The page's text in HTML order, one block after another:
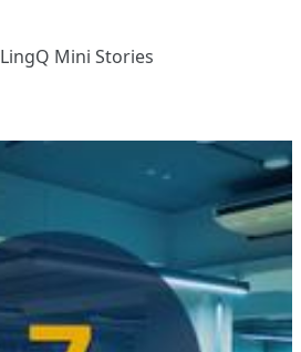
LingQ Mini Stories